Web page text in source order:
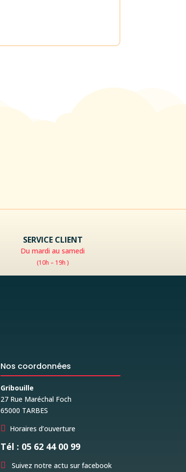
SERVICE CLIENT
Du mardi au samedi
(10h – 19h )
Nos coordonnées
Gribouille
27 Rue Maréchal Foch
65000 TARBES
 Horaires d’ouverture
Tél : 05 62 44 00 99
 Suivez notre actu sur facebook